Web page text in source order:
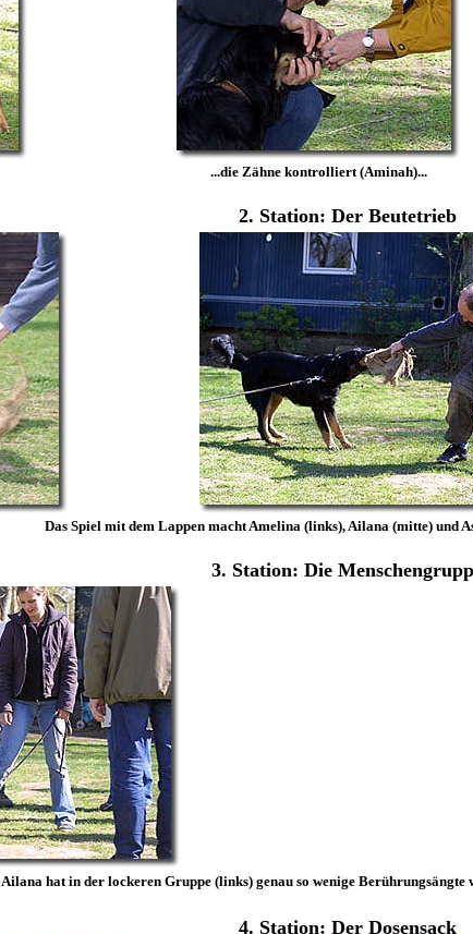
...die Zähne kontrolliert (Aminah)...
2. Station: Der Beutetrieb
Das Spiel mit dem Lappen macht Amelina (links), Ailana (mitte) und
3. Station: Die
Ailana hat in der lockeren Gruppe (links) genau so wenige Berührungsängte
4. Station: Der Dosensack